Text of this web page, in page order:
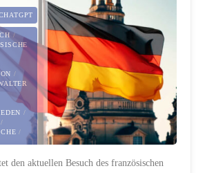
/
/
/
/
/
den aktuellen Besuch des französischen